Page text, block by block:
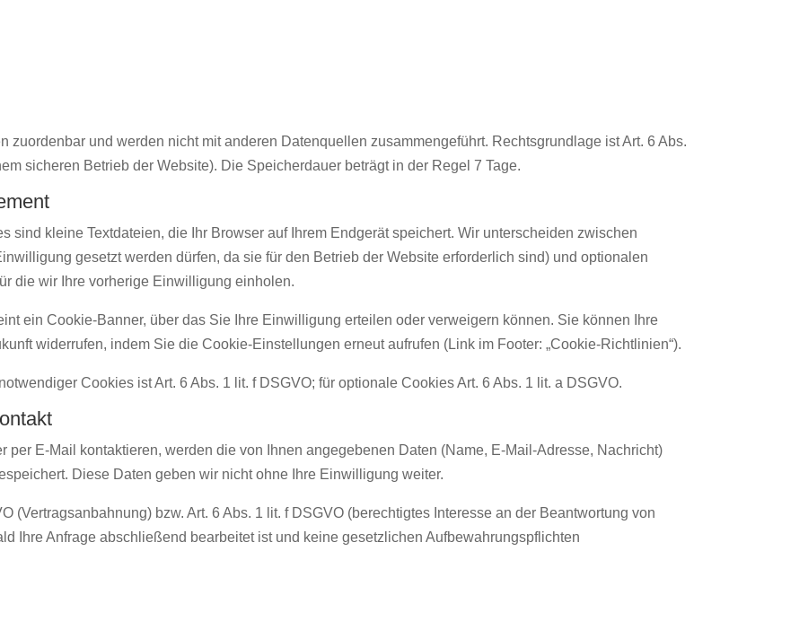
zuordenbar und werden nicht mit anderen Datenquellen zusammengeführt. Rechtsgrundlage ist Art. 6 Abs.
sicheren Betrieb der Website). Die Speicherdauer beträgt in der Regel 7 Tage.
sind kleine Textdateien, die Ihr Browser auf Ihrem Endgerät speichert. Wir unterscheiden zwischen
gesetzt werden dürfen, da sie für den Betrieb der Website erforderlich sind) und optionalen
die wir Ihre vorherige Einwilligung einholen.
ein Cookie-Banner, über das Sie Ihre Einwilligung erteilen oder verweigern können. Sie können Ihre
widerrufen, indem Sie die Cookie-Einstellungen erneut aufrufen (Link im Footer: „Cookie-Richtlinien“).
Cookies ist Art. 6 Abs. 1 lit. f DSGVO; für optionale Cookies Art. 6 Abs. 1 lit. a DSGVO.
per E-Mail kontaktieren, werden die von Ihnen angegebenen Daten (Name, E-Mail-Adresse, Nachricht)
Diese Daten geben wir nicht ohne Ihre Einwilligung weiter.
(Vertragsanbahnung) bzw. Art. 6 Abs. 1 lit. f DSGVO (berechtigtes Interesse an der Beantwortung von
Ihre Anfrage abschließend bearbeitet ist und keine gesetzlichen Aufbewahrungspflichten